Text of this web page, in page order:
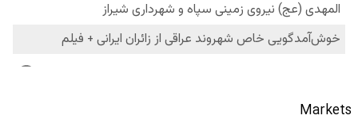
Markets